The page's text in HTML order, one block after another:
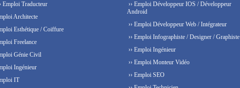
Emploi Traducteur
Architecte
Esthétique / Coiffure
Freelance
Génie Civil
Ingénieur
IT
›› Emploi Développeur IOS / Développeur
Android
›› Emploi Développeur Web / Intégrateur
›› Emploi Infographiste / Designer / Graphiste
›› Emploi Ingénieur
›› Emploi Monteur Vidéo
›› Emploi SEO